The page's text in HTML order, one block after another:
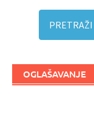
OGLAŠAVANJE